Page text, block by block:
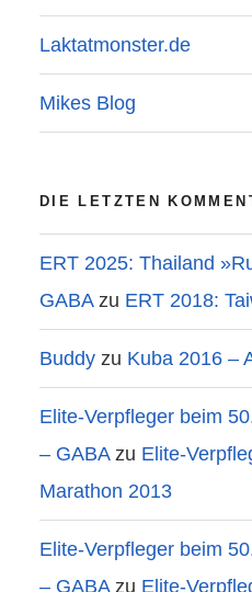
Laktatmonster.de
Mikes Blog
DIE LETZTEN
ERT 2025: Thailand
GABAzu ERT 2018:
Buddy zu Kuba 2016 –
Elite-Verpfleger beim
– GABAzu Elite-
Marathon 2013
Elite-Verpfleger beim
– GABAzu Elite-